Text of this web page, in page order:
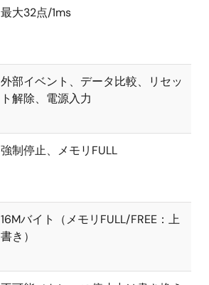
最大32点/1ms
外部イベント、データ比較、リセッ
ト解除、電源入力
強制停止、メモリFULL
16Mバイト（メモリFULL/FREE：上
書き）